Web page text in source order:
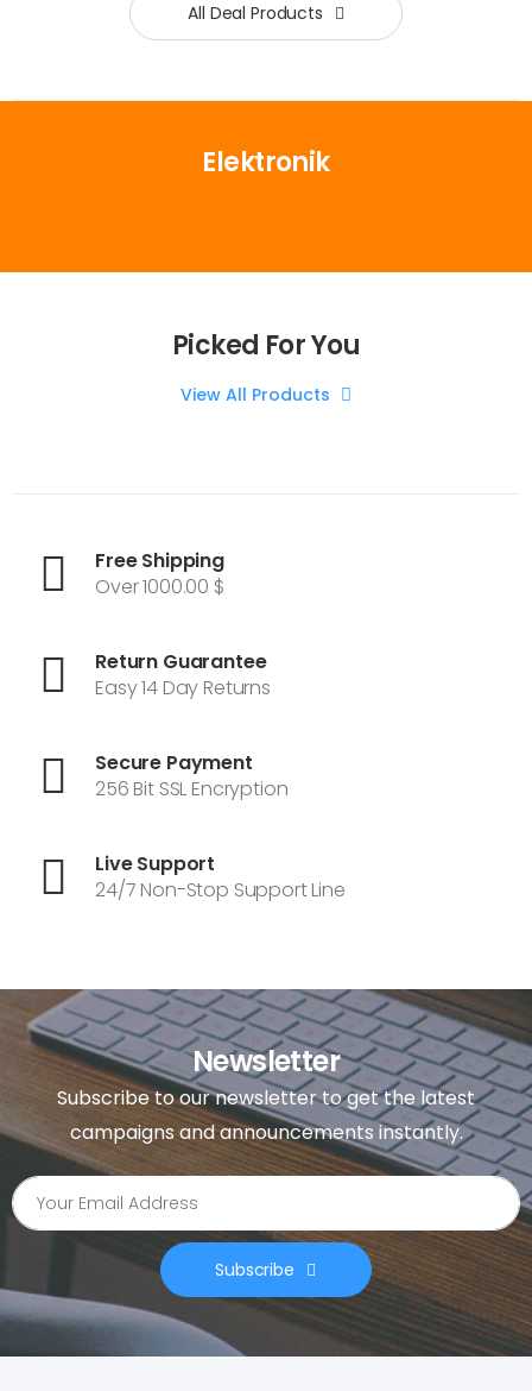
All Deal Products
Elektronik
Picked For You
View All Products
Free Shipping
Over 1000.00 $
Return Guarantee
Easy 14 Day Returns
Secure Payment
256 Bit SSL Encryption
Live Support
24/7 Non-Stop Support Line
Newsletter
Subscribe to our newsletter to get the latest
campaigns and announcements instantly.
Subscribe